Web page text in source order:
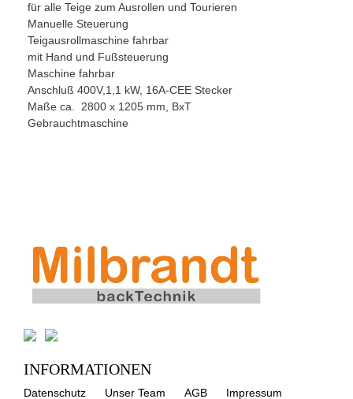
für alle Teige zum Ausrollen und Tourieren
Manuelle Steuerung
Teigausrollmaschine fahrbar
mit Hand und Fußsteuerung
Maschine fahrbar
Anschluß 400V,1,1 kW, 16A-CEE Stecker
Maße ca. 2800 x 1205 mm, BxT
Gebrauchtmaschine
INFORMATIONEN
Datenschutz Unser Team AGB Impressum